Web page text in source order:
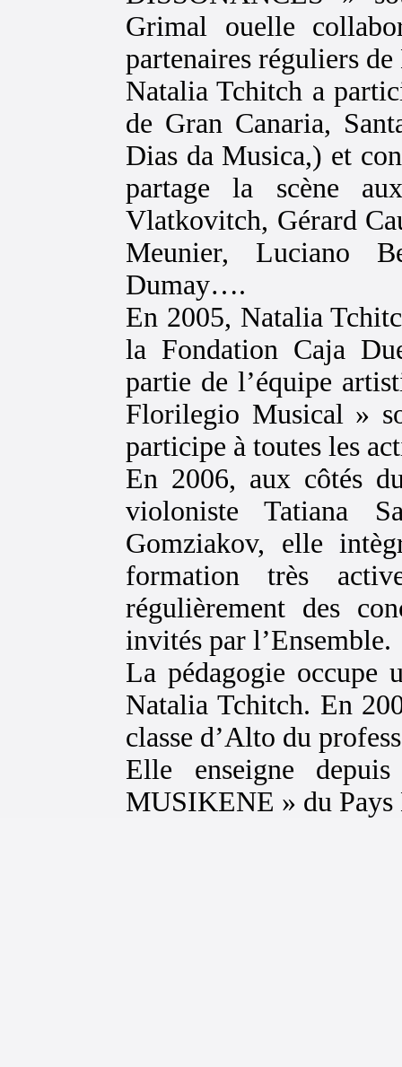
Grimal ouelle
partenaires réguliers
Natalia Tchitch a
de Gran Canaria,
Dias da Musica,) et
partage la scène
Vlatkovitch, Gérard
Meunier, Luciano
Dumay….
En 2005, Natalia
la Fondation Caja
partie de l’équipe
Florilegio Musical »
participe à toutes les
En 2006, aux côtés
violoniste Tatiana
Gomziakov, elle
formation très
régulièrement des
invités par l’Ensemble.
La pédagogie occupe
Natalia Tchitch. En
classe d’Alto du
Elle enseigne
MUSIKENE » du Pays